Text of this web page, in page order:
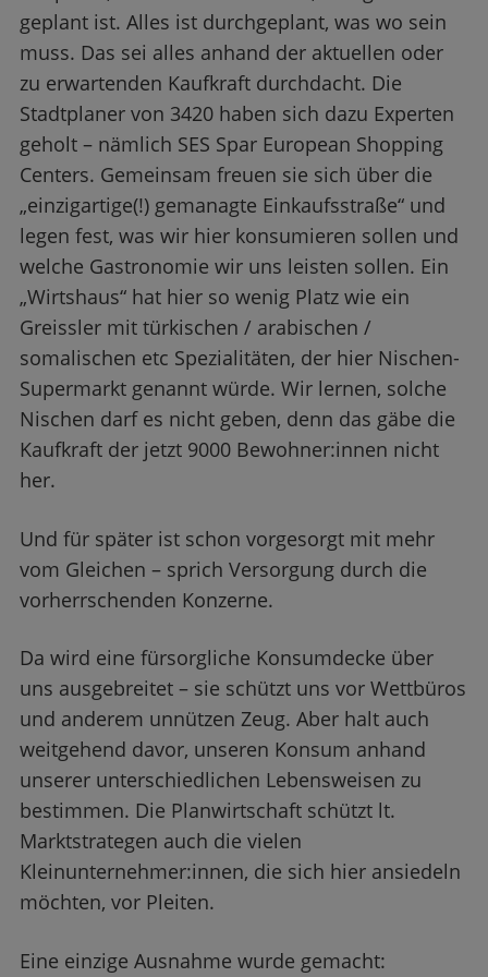
geplant ist. Alles ist durchgeplant, was wo sein
muss. Das sei alles anhand der aktuellen oder
zu erwartenden Kaufkraft durchdacht. Die
Stadtplaner von 3420 haben sich dazu Experten
geholt – nämlich SES Spar European Shopping
Centers. Gemeinsam freuen sie sich über die
„einzigartige(!) gemanagte Einkaufsstraße“ und
legen fest, was wir hier konsumieren sollen und
welche Gastronomie wir uns leisten sollen. Ein
„Wirtshaus“ hat hier so wenig Platz wie ein
Greissler mit türkischen / arabischen /
somalischen etc Spezialitäten, der hier Nischen-
Supermarkt genannt würde. Wir lernen, solche
Nischen darf es nicht geben, denn das gäbe die
Kaufkraft der jetzt 9000 Bewohner:innen nicht
her.
Und für später ist schon vorgesorgt mit mehr
vom Gleichen – sprich Versorgung durch die
vorherrschenden Konzerne.
Da wird eine fürsorgliche Konsumdecke über
uns ausgebreitet – sie schützt uns vor Wettbüros
und anderem unnützen Zeug. Aber halt auch
weitgehend davor, unseren Konsum anhand
unserer unterschiedlichen Lebensweisen zu
bestimmen. Die Planwirtschaft schützt lt.
Marktstrategen auch die vielen
Kleinunternehmer:innen, die sich hier ansiedeln
möchten, vor Pleiten.
Eine einzige Ausnahme wurde gemacht: